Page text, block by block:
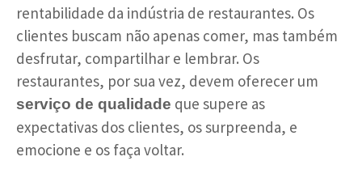
rentabilidade da indústria de restaurantes. Os
clientes buscam não apenas comer, mas também
desfrutar, compartilhar e lembrar. Os
restaurantes, por sua vez, devem oferecer um
serviço de qualidade que supere as
expectativas dos clientes, os surpreenda, e
emocione e os faça voltar.